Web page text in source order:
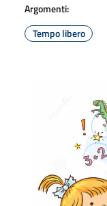
Argomenti:
Tempo libero